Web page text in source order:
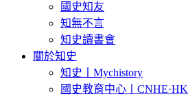
國史知友
知無不言
知史讀書會
關於知史
知史丨Mychistory
國史教育中心丨CNHE·HK